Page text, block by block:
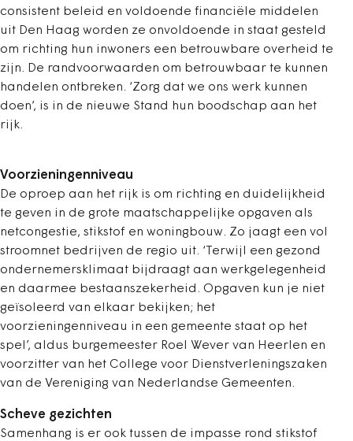
consistent beleid en voldoende financiële middelen
uit Den Haag worden ze onvoldoende in staat gesteld
om richting hun inwoners een betrouwbare overheid te
zijn. De randvoorwaarden om betrouwbaar te kunnen
handelen ontbreken. ‘Zorg dat we ons werk kunnen
doen’, is in de nieuwe Stand hun boodschap aan het
rijk.
Voorzieningenniveau
De oproep aan het rijk is om richting en duidelijkheid
te geven in de grote maatschappelijke opgaven als
netcongestie, stikstof en woningbouw. Zo jaagt een vol
stroomnet bedrijven de regio uit. ‘Terwijl een gezond
ondernemersklimaat bijdraagt aan werkgelegenheid
en daarmee bestaanszekerheid. Opgaven kun je niet
geïsoleerd van elkaar bekijken; het
voorzieningenniveau in een gemeente staat op het
spel’, aldus burgemeester Roel Wever van Heerlen en
voorzitter van het College voor Dienstverleningszaken
van de Vereniging van Nederlandse Gemeenten.
Scheve gezichten
Samenhang is er ook tussen de impasse rond stikstof